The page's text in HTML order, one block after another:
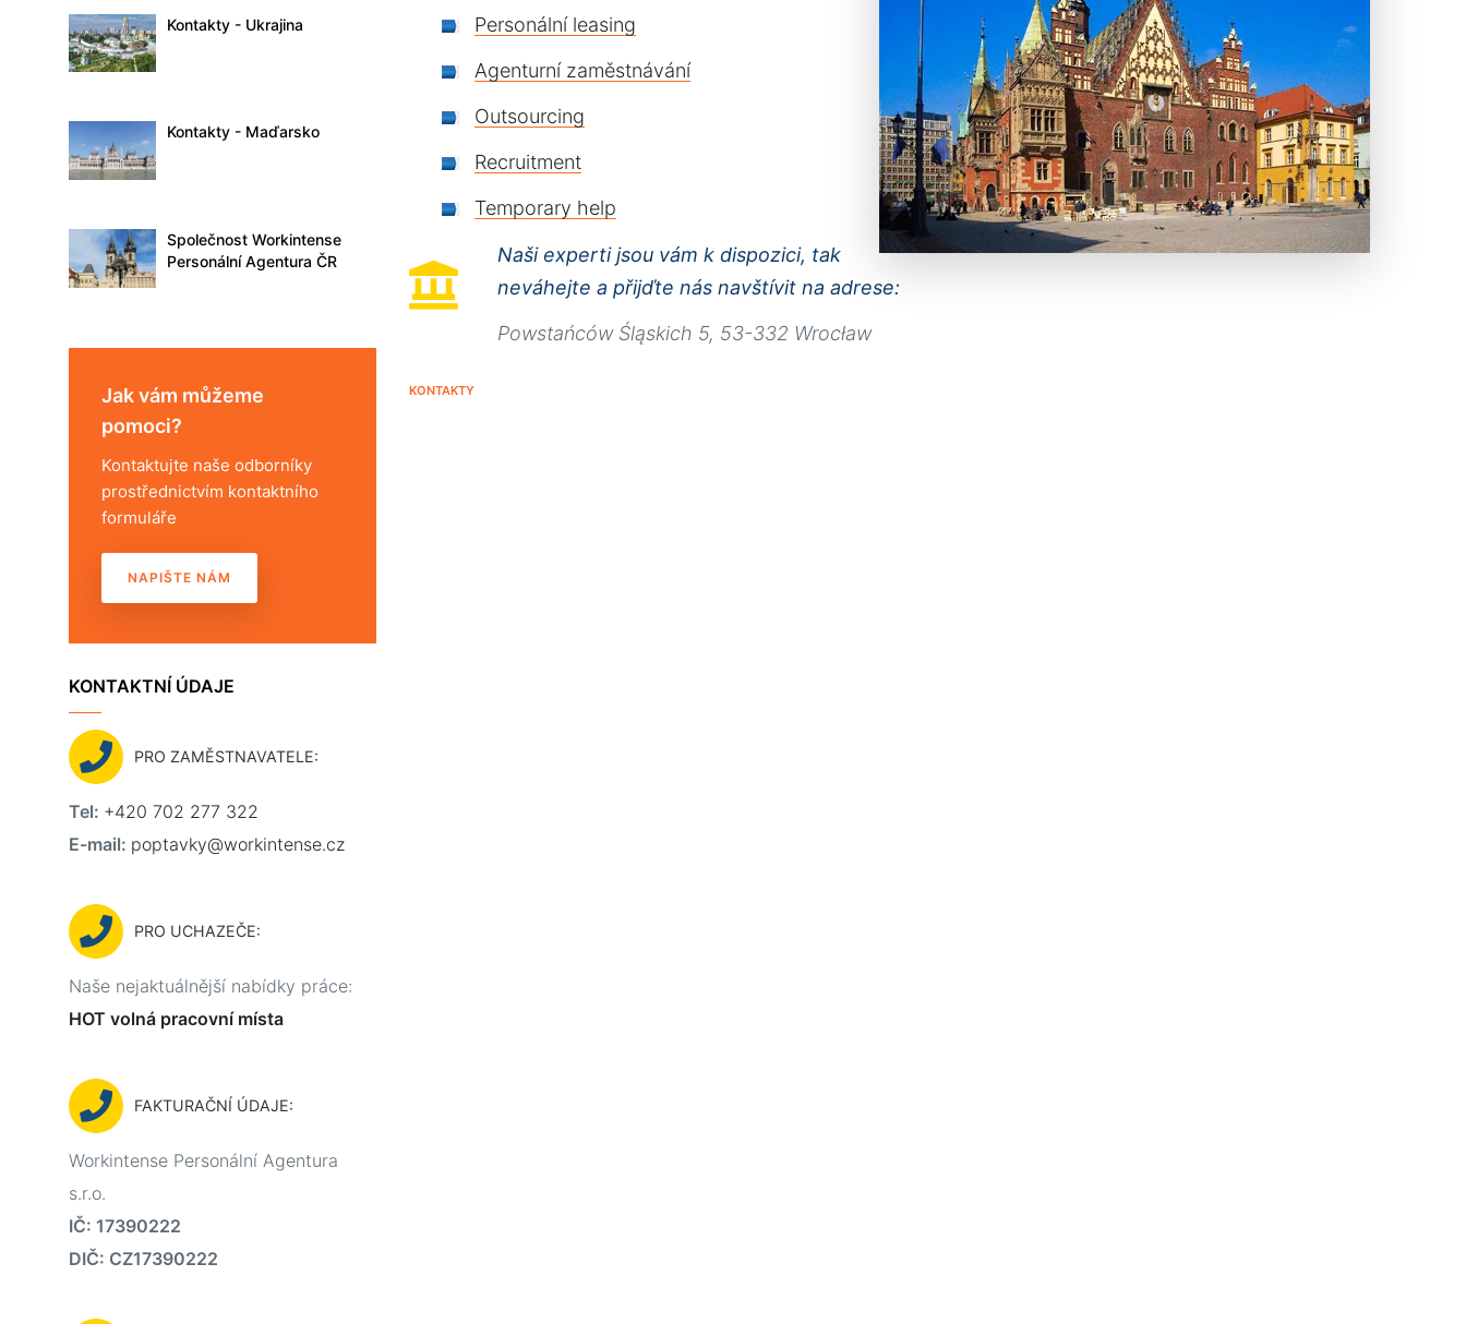
Personální leasing
Agenturní zaměstnávání
Outsourcing
Recruitment
Temporary help
Naši experti jsou vám k dispozici, tak
neváhejte a přijďte nás navštívit na adrese:
Powstańców Śląskich 5, 53-332 Wrocław
KONTAKTY
Kontakty - Ukrajina
Kontakty - Maďarsko
Společnost Workintense
Personální Agentura ČR
Jak vám můžeme
pomoci?
Kontaktujte naše odborníky
prostřednictvím kontaktního
formuláře
NAPIŠTE NÁM
KONTAKTNÍ ÚDAJE
PRO ZAMĚSTNAVATELE:
Tel: +420 702 277 322
E-mail: poptavky@workintense.cz
PRO UCHAZEČE:
Naše nejaktuálnější nabídky práce:
HOT volná pracovní místa
FAKTURAČNÍ ÚDAJE:
Workintense Personální Agentura
s.r.o.
IČ: 17390222
DIČ: CZ17390222